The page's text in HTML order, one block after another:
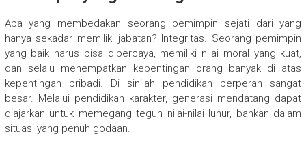
Apa yang membedakan seorang pemimpin sejati dari yang
hanya sekadar memiliki jabatan? Integritas. Seorang pemimpin
yang baik harus bisa dipercaya, memiliki nilai moral yang kuat,
dan selalu menempatkan kepentingan orang banyak di atas
kepentingan pribadi. Di sinilah pendidikan berperan sangat
besar. Melalui pendidikan karakter, generasi mendatang dapat
diajarkan untuk memegang teguh nilai-nilai luhur, bahkan dalam
situasi yang penuh godaan.